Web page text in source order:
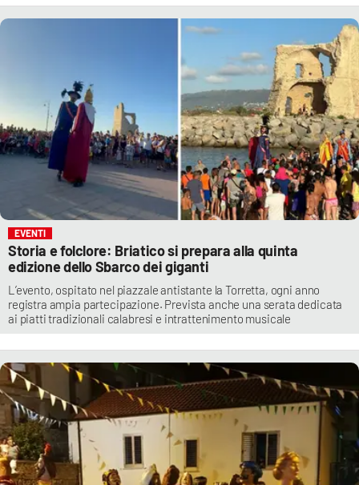
EVENTI
Storia e folclore: Briatico si prepara alla quinta
edizione dello Sbarco dei giganti
L’evento, ospitato nel piazzale antistante la Torretta, ogni anno
registra ampia partecipazione. Prevista anche una serata dedicata
ai piatti tradizionali calabresi e intrattenimento musicale